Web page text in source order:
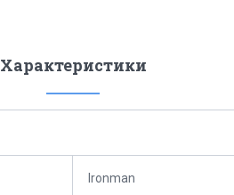
Характеристики
Ironman